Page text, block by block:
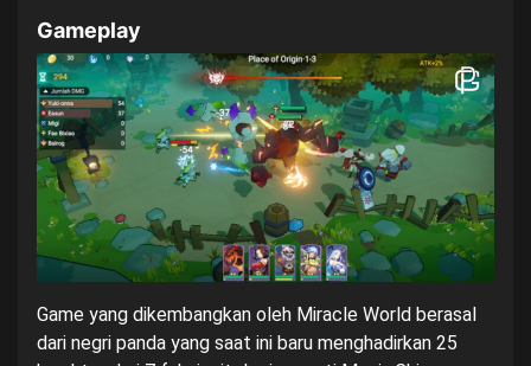
Gameplay
Game yang dikembangkan oleh Miracle World berasal
dari negri panda yang saat ini baru menghadirkan 25